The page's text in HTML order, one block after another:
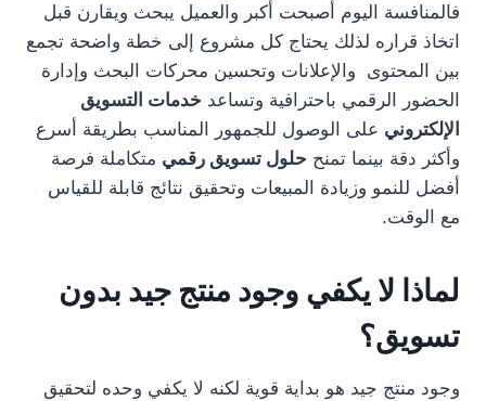
فالمنافسة اليوم أصبحت أكبر والعميل يبحث ويقارن قبل
اتخاذ قراره لذلك يحتاج كل مشروع إلى خطة واضحة تجمع
بين المحتوى والإعلانات وتحسين محركات البحث وإدارة
الحضور الرقمي باحترافية وتساعد خدمات التسويق
الإلكتروني على الوصول للجمهور المناسب بطريقة أسرع
وأكثر دقة بينما تمنح حلول تسويق رقمي متكاملة فرصة
أفضل للنمو وزيادة المبيعات وتحقيق نتائج قابلة للقياس
مع الوقت.
لماذا لا يكفي وجود منتج جيد بدون
تسويق؟
وجود منتج جيد هو بداية قوية لكنه لا يكفي وحده لتحقيق